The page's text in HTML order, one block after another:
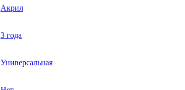
Акрил
3 года
Универсальная